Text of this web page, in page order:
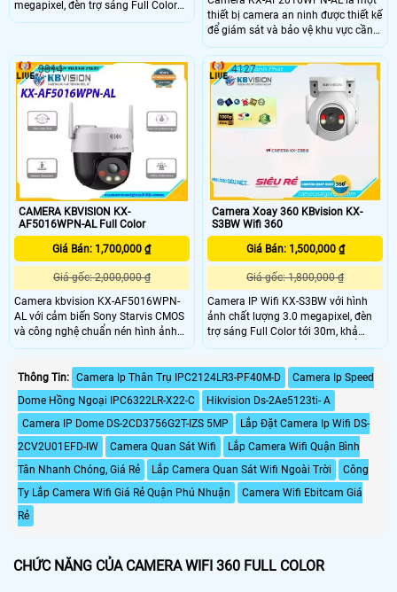
megapixel, đèn trợ sáng Full Color
30m, khả năng xoay 360 độ, thu âm
thiết bị camera an ninh được thiết kế
để giám sát và bảo vệ khu vực cần
được quan sát. KX-AF2016WPN-AL
được trang bị với các tính năng
nâng cao như cảm biến chuyển
động, hồng ngoại và chống ngược
sáng giúp cải thiện khả năng quan
sát vào ban đêm hoặc trong môi
CAMERA KBVISION KX-
AF5016WPN-AL Full Color
Giá Bán: 1,700,000 ₫
Giá gốc: 2,000,000 ₫
Camera kbvision KX-AF5016WPN-
AL với cảm biến Sony Starvis CMOS
và công nghệ chuẩn nén hình ảnh
H265+ giúp hình ảnh được chi tiết
được hỗ trợ đèn Led trợ sáng thông
minh đến 30m và chuẩn chống bụi,
nước IP66 thích hợp để gắn trong
nhà hoặc ngoài trời.
3814
Camera Xoay 360 KBvision KX-
S3BW Wifi 360
Giá Bán: 1,500,000 ₫
Giá gốc: 1,800,000 ₫
Camera IP Wifi KX-S3BW với hình
ảnh chất lượng 3.0 megapixel, đèn
trợ sáng Full Color tới 30m, khả
năng quay quét 360 cùng chuẩn
động và thu được hình ảnh ổn định
mà không bị ảnh hưởng bởi yếu tố
thời tiết cũng như ánh sáng.
4127
Thông Tin: Camera Ip Thân Trụ IPC2124LR3-PF40M-D
Camera Ip Speed
Dome Hồng Ngoại IPC6322LR-X22-C
Hikvision Ds-2Ae5123ti- A
Camera IP Dome DS-2CD3756G2T-IZS 5MP
Lắp Đặt Camera Ip Wifi DS-
2CV2U01EFD-IW
Camera Quan Sát Wifi
Lắp Camera Wifi Quận Bình
Tân Nhanh Chóng, Giá Rẻ
Lắp Camera Quan Sát Wifi Ngoài Trời
Công
Ty Lắp Camera Wifi Giá Rẻ Quận Phú Nhuận
Camera Wifi Ebitcam Giá
Rẻ
CHỨC NĂNG CỦA CAMERA WIFI 360 FULL COLOR